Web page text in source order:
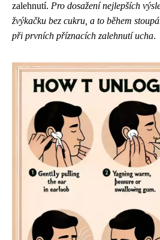
zalehnutí. Pro dosažení nejlepších
žvýkačku bez cukru, a to během
při prvních příznacích zalehnutí ucha.